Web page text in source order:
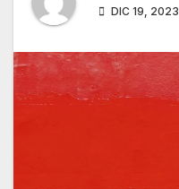
DIC 19, 2023